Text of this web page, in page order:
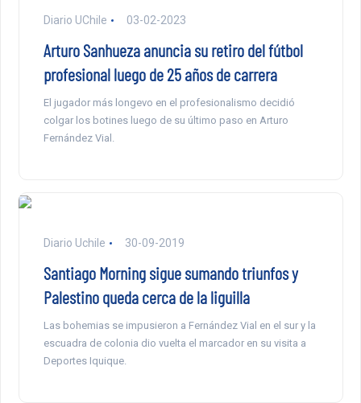
Diario UChile 03-02-2023
Arturo Sanhueza anuncia su retiro del fútbol
profesional luego de 25 años de carrera
El jugador más longevo en el profesionalismo decidió
colgar los botines luego de su último paso en Arturo
Fernández Vial.
Diario Uchile 30-09-2019
Santiago Morning sigue sumando triunfos y
Palestino queda cerca de la liguilla
Las bohemias se impusieron a Fernández Vial en el sur y la
escuadra de colonia dio vuelta el marcador en su visita a
Deportes Iquique.